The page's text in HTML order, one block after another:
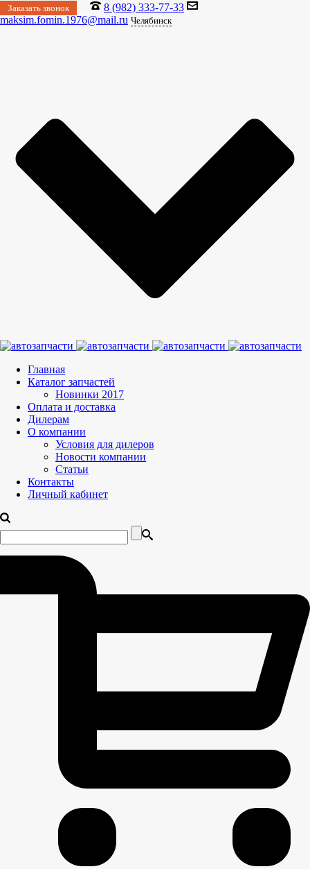
Заказать звонок
8 (982) 333-77-33
maksim.fomin.1976@mail.ru Челябинск
Главная
Каталог запчастей
Новинки 2017
Оплата и доставка
Дилерам
О компании
Условия для дилеров
Новости компании
Статьи
Контакты
Личный кабинет